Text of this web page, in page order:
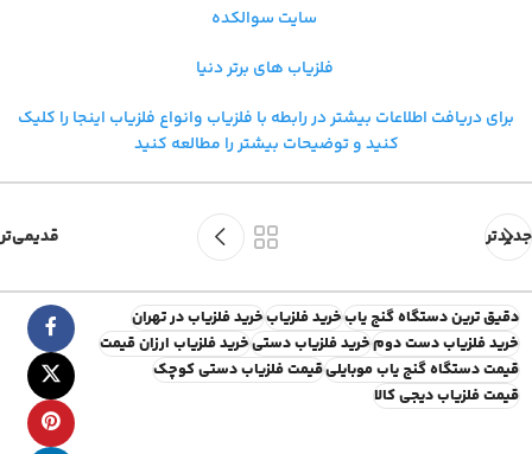
سایت سوالکده
فلزیاب های برتر دنیا
برای دریافت اطلاعات بیشتر در رابطه با فلزیاب وانواع فلزیاب اینجا را کلیک
کنید و توضیحات بیشتر را مطالعه کنید
جدیدتر قدیمی‌تر
دقیق ترین دستگاه گنج یابخرید فلزیابخرید فلزیاب در تهران
خرید فلزیاب دست دومخرید فلزیاب دستیخرید فلزیاب ارزان قیمت
قیمت دستگاه گنج یاب موبایلیقیمت فلزیاب دستی کوچک
قیمت فلزیاب دیجی کالا